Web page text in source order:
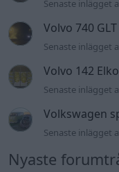
Senaste inlägget
Volvo 740
Senaste inlägget
Volvo 142
Senaste inlägget
Volkswagen
Senaste inlägget
Nyaste